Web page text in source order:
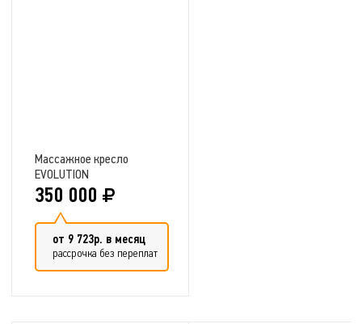
Массажное кресло
EVOLUTION
350 000
от 9 723р. в месяц
рассрочка без переплат